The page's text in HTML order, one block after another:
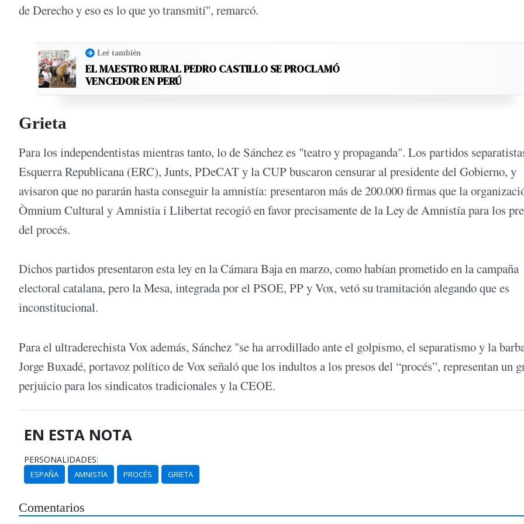
de Derecho y eso es lo que yo transmití", remarcó.
Leé también
EL MAESTRO RURAL PEDRO CASTILLO SE PROCLAMÓ
VENCEDOR EN PERÚ
Grieta
Para los independentistas mientras tanto, lo de Sánchez es "teatro y propaganda". Los partidos
Esquerra Republicana (ERC), Junts, PDeCAT y la CUP buscaron censurar al presidente del Gobierno, y
avisaron que no pararán hasta conseguir la amnistía: presentaron más de 200.000 firmas que la
Òmnium Cultural y Amnistia i Llibertat recogió en favor precisamente de la Ley de Amnistía para los
del procés.
Dichos partidos presentaron esta ley en la Cámara Baja en marzo, como habían prometido en la campaña
electoral catalana, pero la Mesa, integrada por el PSOE, PP y Vox, vetó su tramitación alegando que es
inconstitucional.
Para el ultraderechista Vox además, Sánchez "se ha arrodillado ante el golpismo, el separatismo y la
Jorge Buxadé, portavoz político de Vox señaló que los indultos a los presos del “procés”, representan un
perjuicio para los sindicatos tradicionales y la CEOE.
EN ESTA NOTA
PERSONALIDADES:
ESPAÑA AMNISTÍA PROCÉS GRIETA
Comentarios